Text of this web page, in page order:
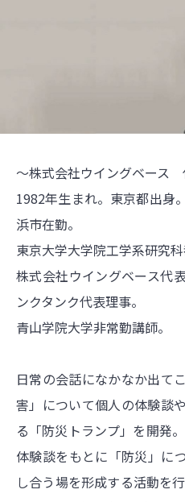
～株式会社ウイングベー
1982年生まれ。東京都出身
浜市在勤。
東京大学大学院工学系研究
株式会社ウイングベース代
ンクタンク代表理事。
青山学院大学非常勤講師。
日常の会話になかなか出て
害」について個人の体験談
る「防災トランプ」を開発
体験談をもとに「防災」に
し合う場を形成する活動を